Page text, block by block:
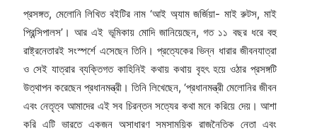
প্রসঙ্গত, মেলোনি লিখিত বইটির নাম ‘আই অ্যাম জর্জিয়া- মাই রুটস, মাই
প্রিন্সিপালস’। আর এই ভূমিকায় মোদি জানিয়েছেন, গত ১১ বছর ধরে বহু
রাষ্ট্রনেতারই সংস্পর্শে এসেছেন তিনি। প্রত্যেকের ভিন্ন ধারার জীবনযাত্রা
ও সেই যাত্রার ব্যক্তিগত কাহিনিই কথায় কথায় বৃহৎ হয়ে ওঠার প্রসঙ্গটি
উত্থাপন করেছেন প্রধানমন্ত্রী। তিনি লিখেছেন, ‘প্রধানমন্ত্রী মেলোনির জীবন
এবং নেতৃত্ব আমাদের এই সব চিরন্তন সত্যের কথা মনে করিয়ে দেয়। আশা
করি এটি ভারতে একজন অসাধারণ সমসাময়িক রাজনৈতিক নেতা এবং